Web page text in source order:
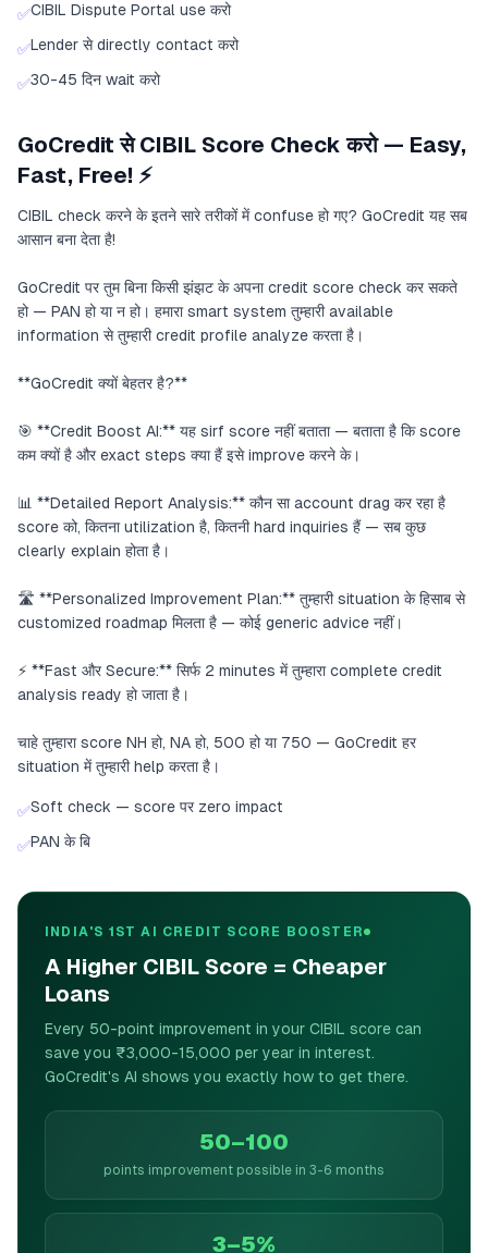
✅CIBIL Dispute Portal use करो
✅Lender से directly contact करो
✅30-45 दिन wait करो
GoCredit से CIBIL Score Check करो — Easy,
Fast, Free! ⚡
CIBIL check करने के इतने सारे तरीकों में confuse हो गए? GoCredit यह सब
आसान बना देता है!
GoCredit पर तुम बिना किसी झंझट के अपना credit score check कर सकते
हो — PAN हो या न हो। हमारा smart system तुम्हारी available
information से तुम्हारी credit profile analyze करता है।
**GoCredit क्यों बेहतर है?**
🎯 **Credit Boost AI:** यह sirf score नहीं बताता — बताता है कि score
कम क्यों है और exact steps क्या हैं इसे improve करने के।
📊 **Detailed Report Analysis:** कौन सा account drag कर रहा है
score को, कितना utilization है, कितनी hard inquiries हैं — सब कुछ
clearly explain होता है।
🛣️ **Personalized Improvement Plan:** तुम्हारी situation के हिसाब से
customized roadmap मिलता है — कोई generic advice नहीं।
⚡ **Fast और Secure:** सिर्फ 2 minutes में तुम्हारा complete credit
analysis ready हो जाता है।
चाहे तुम्हारा score NH हो, NA हो, 500 हो या 750 — GoCredit हर
situation में तुम्हारी help करता है।
✅Soft check — score पर zero impact
✅PAN के बि
INDIA'S 1ST AI CREDIT SCORE BOOSTER
A Higher CIBIL Score = Cheaper
Loans
Every 50-point improvement in your CIBIL score can
save you ₹3,000-15,000 per year in interest.
GoCredit's AI shows you exactly how to get there.
50–100
points improvement possible in 3-6 months
3–5%